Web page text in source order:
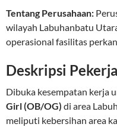
Tentang Perusahaan:
wilayah Labuhanbatu
operasional fasilitas
Deskripsi
Dibuka kesempatan kerja
Girl (OB/OG) di area
meliputi kebersihan area